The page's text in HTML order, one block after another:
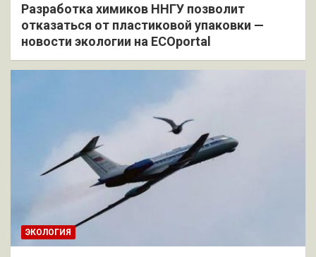
Разработка химиков ННГУ позволит
отказаться от пластиковой упаковки —
новости экологии на ECOportal
ЭКОЛОГИЯ